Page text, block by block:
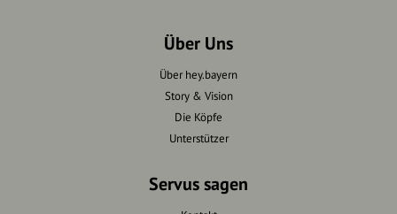
Über Uns
Über hey.bayern
Story & Vision
Die Köpfe
Unterstützer
Servus sagen